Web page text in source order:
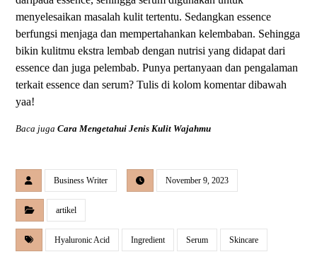
menyelesaikan masalah kulit tertentu. Sedangkan essence
berfungsi menjaga dan mempertahankan kelembaban. Sehingga
bikin kulitmu ekstra lembab dengan nutrisi yang didapat dari
essence dan juga pelembab. Punya pertanyaan dan pengalaman
terkait essence dan serum? Tulis di kolom komentar dibawah
yaa!
Baca jugaCara Mengetahui Jenis Kulit Wajahmu
Business Writer November 9, 2023
artikel
Hyaluronic Acid Ingredient Serum Skincare